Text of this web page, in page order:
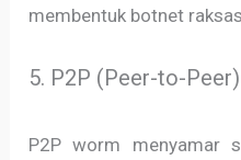
membentuk botnet
5. P2P (Peer-to-
P2P worm menyamar